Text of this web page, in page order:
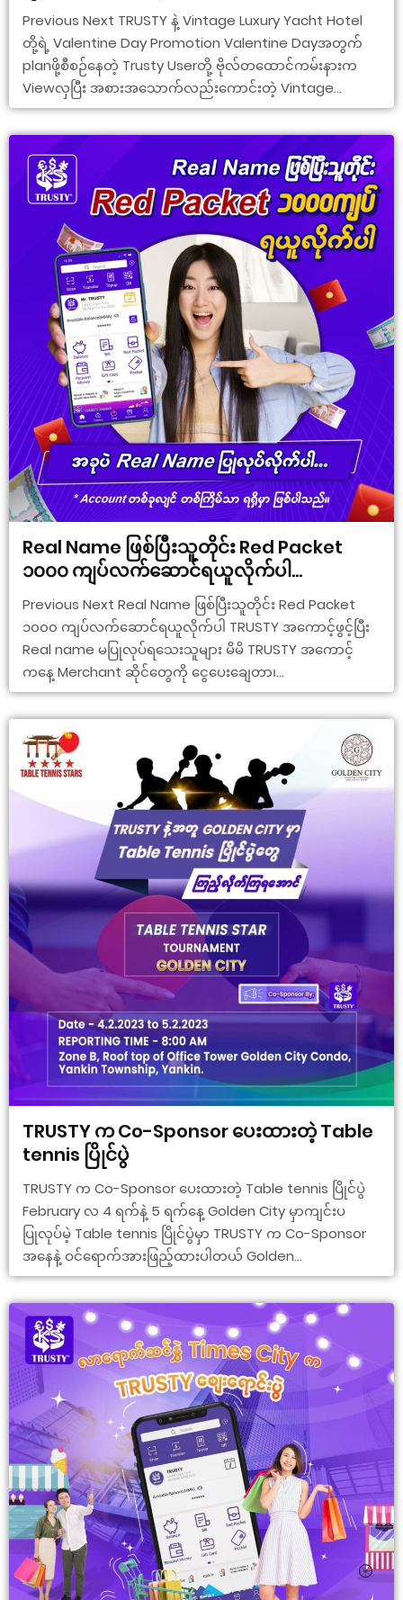
Previous Next TRUSTY နဲ့ Vintage Luxury Yacht Hotel
တို့ရဲ့ Valentine Day Promotion Valentine Dayအတွက်
planဖို့စီစဉ်နေတဲ့ Trusty Userတို့ ဗိုလ်တထောင်ကမ်းနားက
Viewလှပြီး အစားအသောက်လည်းကောင်းတဲ့ Vintage...
Real Name ဖြစ်ပြီးသူတိုင်း Red Packet
၁၀၀၀ ကျပ်လက်ဆောင်ရယူလိုက်ပါ…
Previous Next Real Name ဖြစ်ပြီးသူတိုင်း Red Packet
၁၀၀၀ ကျပ်လက်ဆောင်ရယူလိုက်ပါ TRUSTY အကောင့်ဖွင့်ပြီး
Real name မပြုလုပ်ရသေးသူများ မိမိ TRUSTY အကောင့်
ကနေ့ Merchant ဆိုင်တွေကို ငွေပေးချေတာ၊...
TRUSTY က Co-Sponsor ပေးထားတဲ့ Table
tennis ပြိုင်ပွဲ
TRUSTY က Co-Sponsor ပေးထားတဲ့ Table tennis ပြိုင်ပွဲ
February လ 4 ရက်နဲ့ 5 ရက်နေ့ Golden City မှာကျင်းပ
ပြုလုပ်မဲ့ Table tennis ပြိုင်ပွဲမှာ TRUSTY က Co-Sponsor
အနေနဲ့ ဝင်ရောက်အားဖြည့်ထားပါတယ် Golden...